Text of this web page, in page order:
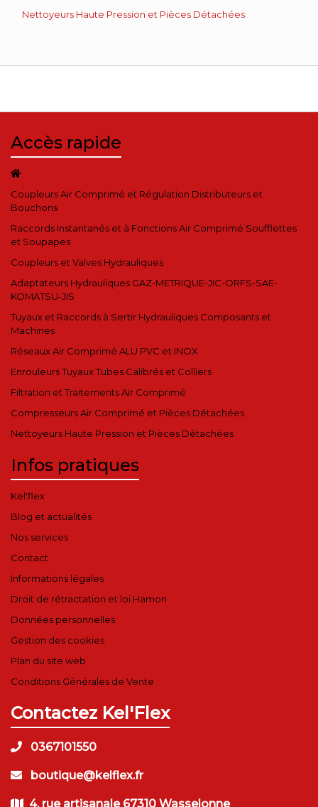
Nettoyeurs Haute Pression et Pièces Détachées
Accès rapide
Coupleurs Air Comprimé et Régulation Distributeurs et
Bouchons
Raccords Instantanés et à Fonctions Air Comprimé Soufflettes
et Soupapes
Coupleurs et Valves Hydrauliques
Adaptateurs Hydrauliques GAZ-METRIQUE-JIC-ORFS-SAE-
KOMATSU-JIS
Tuyaux et Raccords à Sertir Hydrauliques Composants et
Machines
Réseaux Air Comprimé ALU PVC et INOX
Enrouleurs Tuyaux Tubes Calibrés et Colliers
Filtration et Traitements Air Comprimé
Compresseurs Air Comprimé et Pièces Détachées
Nettoyeurs Haute Pression et Pièces Détachées
Infos pratiques
Kel'flex
Blog et actualités
Nos services
Contact
Informations légales
Droit de rétractation et loi Hamon
Données personnelles
Gestion des cookies
Plan du site web
Conditions Générales de Vente
Contactez Kel'Flex
0367101550
boutique@kelflex.fr
4, rue artisanale 67310 Wasselonne